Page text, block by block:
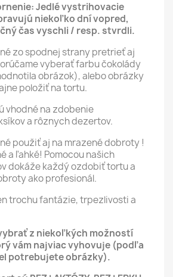
Jedlé vystrihovacie
niekoľko dní vopred,
čas vyschli / resp. stvrdli.
zo spodnej strany pretrieť aj
vyberať farbu čokolády
obrázok), alebo obrázky
položiť na tortu.
vhodné na zdobenie
a rôznych dezertov.
použiť aj na mrazené dobroty !
a ľahké! Pomocou našich
dokáže každý ozdobiť tortu a
ako profesionál.
trochu fantázie, trpezlivosti a
z niekoľkých možností
vám najviac vyhovuje (podľa
potrebujete obrázky).